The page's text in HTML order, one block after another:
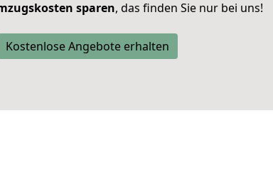
sparen, das finden Sie nur bei uns!
Kostenlose Angebote erhalten